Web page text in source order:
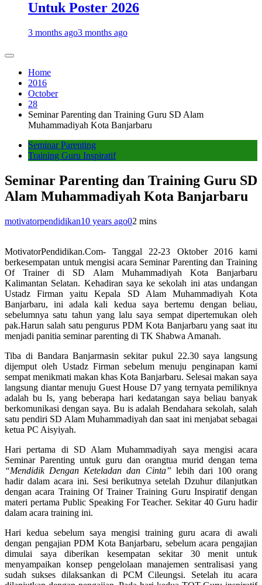
Untuk Poster 2026
3 months ago3 months ago
Home
2016
October
28
Seminar Parenting dan Training Guru SD Alam
Muhammadiyah Kota Banjarbaru
Seminar Parenting
Training Guru Inspiratif
Seminar Parenting dan Training Guru SD
Alam Muhammadiyah Kota Banjarbaru
motivatorpendidikan10 years ago02 mins
MotivatorPendidikan.Com- Tanggal 22-23 Oktober 2016 kami
berkesempatan untuk mengisi acara Seminar Parenting dan Training
Of Trainer di SD Alam Muhammadiyah Kota Banjarbaru
Kalimantan Selatan. Kehadiran saya ke sekolah ini atas undangan
Ustadz Firman yaitu Kepala SD Alam Muhammadiyah Kota
Banjarbaru, ini adala kali kedua saya bertemu dengan beliau,
sebelumnya satu tahun yang lalu saya sempat dipertemukan oleh
pak.Harun salah satu pengurus PDM Kota Banjarbaru yang saat itu
menjadi panitia seminar parenting di TK Shabwa Amanah.
Tiba di Bandara Banjarmasin sekitar pukul 22.30 saya langsung
dijemput oleh Ustadz Firman sebelum menuju penginapan kami
sempat menikmati makan khas Kota Banjarbaru. Selesai makan saya
langsung diantar menuju Guest House D7 yang ternyata pemiliknya
adalah bu Is, yang beberapa hari kedatangan saya beliau banyak
berkomunikasi dengan saya. Bu is adalah Bendahara sekolah, salah
satu pendiri SD Alam Muhammadiyah dan saat ini menjabat sebagai
ketua PC Aisyiyah.
Hari pertama di SD Alam Muhammadiyah saya mengisi acara
Seminar Parenting untuk guru dan orangtua murid dengan tema
“Mendidik Dengan Keteladan dan Cinta” lebih dari 100 orang
hadir dalam acara ini. Sesi berikutnya setelah Dzuhur dilanjutkan
dengan acara Training Of Trainer Training Guru Inspiratif dengan
materi pertama Public Speaking For Teacher. Sekitar 40 Guru hadir
dalam acara training ini.
Hari kedua sebelum saya mengisi training guru acara di awali
dengan pengajian PDM Kota Banjarbaru, sebelum acara pengajian
dimulai saya diberikan kesempatan sekitar 30 menit untuk
menyampaikan konsep pengelolaan manajemen sentralisasi yang
sudah sukses dilaksankan di PCM Cileungsi. Setelah itu acara